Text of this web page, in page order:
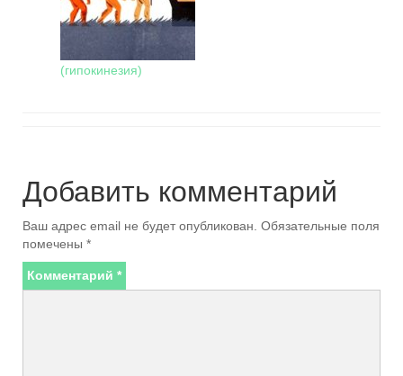
(гипокинезия)
Добавить комментарий
Ваш адрес email не будет опубликован. Обязательные поля
помечены *
Комментарий *